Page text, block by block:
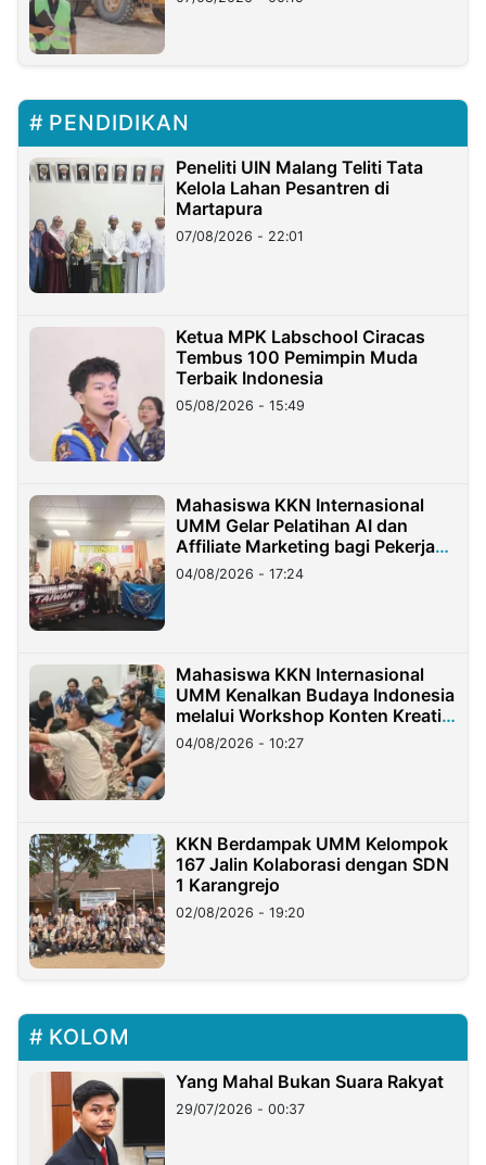
PENDIDIKAN
Peneliti UIN Malang Teliti Tata
Kelola Lahan Pesantren di
Martapura
07/08/2026 - 22:01
Ketua MPK Labschool Ciracas
Tembus 100 Pemimpin Muda
Terbaik Indonesia
05/08/2026 - 15:49
Mahasiswa KKN Internasional
UMM Gelar Pelatihan AI dan
Affiliate Marketing bagi Pekerja
Migran Indonesia di Taiwan
04/08/2026 - 17:24
Mahasiswa KKN Internasional
UMM Kenalkan Budaya Indonesia
melalui Workshop Konten Kreatif
di Taiwan
04/08/2026 - 10:27
KKN Berdampak UMM Kelompok
167 Jalin Kolaborasi dengan SDN
1 Karangrejo
02/08/2026 - 19:20
KOLOM
Yang Mahal Bukan Suara Rakyat
29/07/2026 - 00:37